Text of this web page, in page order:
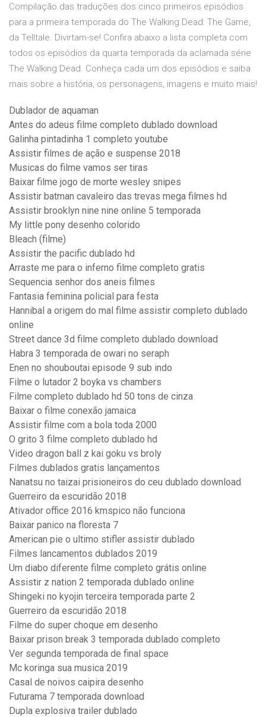
Compilação das traduções dos cinco primeiros episódios
para a primeira temporada do The Walking Dead: The Game,
da Telltale. Divirtam-se! Confira abaixo a lista completa com
todos os episódios da quarta temporada da aclamada série
The Walking Dead. Conheça cada um dos episódios e saiba
mais sobre a história, os personagens, imagens e muito mais!
Dublador de aquaman
Antes do adeus filme completo dublado download
Galinha pintadinha 1 completo youtube
Assistir filmes de ação e suspense 2018
Musicas do filme vamos ser tiras
Baixar filme jogo de morte wesley snipes
Assistir batman cavaleiro das trevas mega filmes hd
Assistir brooklyn nine nine online 5 temporada
My little pony desenho colorido
Bleach (filme)
Assistir the pacific dublado hd
Arraste me para o inferno filme completo gratis
Sequencia senhor dos aneis filmes
Fantasia feminina policial para festa
Hannibal a origem do mal filme assistir completo dublado
online
Street dance 3d filme completo dublado download
Habra 3 temporada de owari no seraph
Enen no shouboutai episode 9 sub indo
Filme o lutador 2 boyka vs chambers
Filme completo dublado hd 50 tons de cinza
Baixar o filme conexão jamaica
Assistir filme com a bola toda 2000
O grito 3 filme completo dublado hd
Video dragon ball z kai goku vs broly
Filmes dublados gratis lançamentos
Nanatsu no taizai prisioneiros do ceu dublado download
Guerreiro da escuridão 2018
Ativador office 2016 kmspico não funciona
Baixar panico na floresta 7
American pie o ultimo stifler assistir dublado
Filmes lancamentos dublados 2019
Um diabo diferente filme completo grátis online
Assistir z nation 2 temporada dublado online
Shingeki no kyojin terceira temporada parte 2
Guerreiro da escuridão 2018
Filme do super choque em desenho
Baixar prison break 3 temporada dublado completo
Ver segunda temporada de final space
Mc koringa sua musica 2019
Casal de noivos caipira desenho
Futurama 7 temporada download
Dupla explosiva trailer dublado